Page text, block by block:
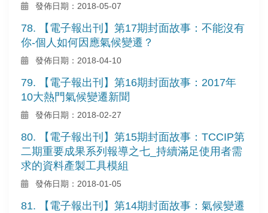
發佈日期：2018-05-07
78. 【電子報出刊】第17期封面故事：不能沒有
你-個人如何因應氣候變遷？
發佈日期：2018-04-10
79. 【電子報出刊】第16期封面故事：2017年
10大熱門氣候變遷新聞
發佈日期：2018-02-27
80. 【電子報出刊】第15期封面故事：TCCIP第
二期重要成果系列報導之七_持續滿足使用者需
求的資料產製工具模組
發佈日期：2018-01-05
81. 【電子報出刊】第14期封面故事：氣候變遷